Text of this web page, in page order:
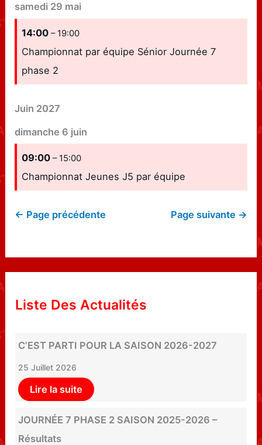
samedi 29 mai
14:00– 19:00
Championnat par équipe Sénior Journée 7
phase 2
Juin 2027
dimanche 6 juin
09:00– 15:00
Championnat Jeunes J5 par équipe
← Page précédente Page suivante →
Liste Des Actualités
C’EST PARTI POUR LA SAISON 2026-2027
25 Juillet 2026
Lire la suite
JOURNÉE 7 PHASE 2 SAISON 2025-2026 –
Résultats